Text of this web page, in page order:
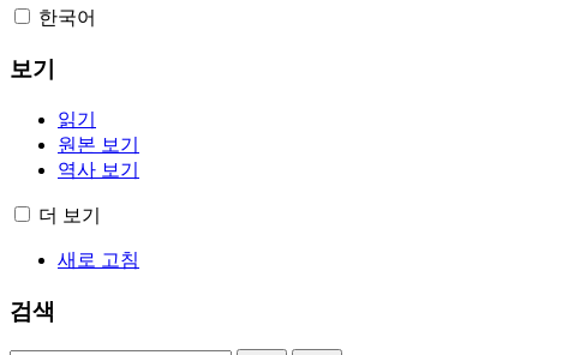
한국어
보기
읽기
원본 보기
역사 보기
더 보기
새로 고침
검색